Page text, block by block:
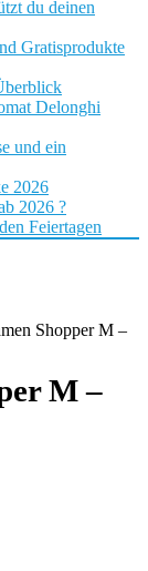
du deinen
Gratisprodukte
Delonghi
und ein
2026
2026 ?
Feiertagen
Shopper M –
M –